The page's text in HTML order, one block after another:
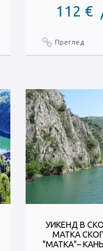
112 €
Преглед
УИКЕНД В
МАТКА
"МАТКА"–